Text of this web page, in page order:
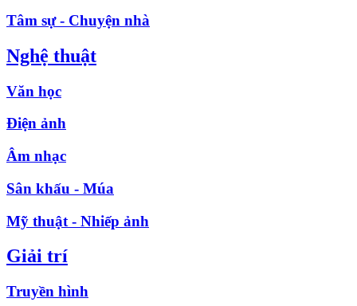
Tâm sự - Chuyện nhà
Nghệ thuật
Văn học
Điện ảnh
Âm nhạc
Sân khấu - Múa
Mỹ thuật - Nhiếp ảnh
Giải trí
Truyền hình